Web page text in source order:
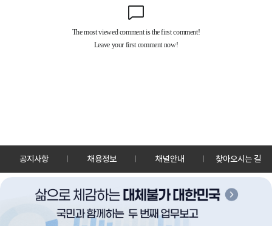
공지사항 채용정보 채널안내 찾아오시는 길
30128 세종특별자치시 정부2청사로 13 한국정책방송원 KTV
TEL: 044-204-8000
Copyrightⓒ KTV 국민방송 All Rights Reserved.